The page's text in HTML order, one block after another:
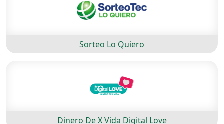
Sorteo Lo Quiero
Dinero De X Vida Digital Love